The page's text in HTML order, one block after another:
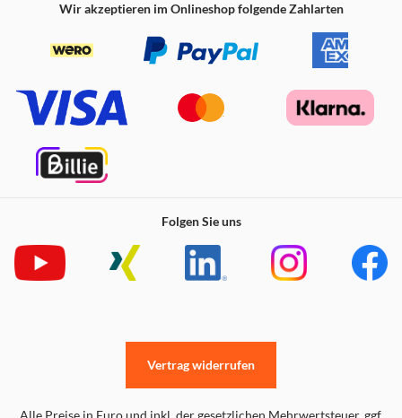
Netzwerkverbinden. Die Reinigungsbürste und
die Möglichkeit den Rasierer unterfließendem Wasser
Wir akzeptieren im Onlineshop folgende Zahlarten
Folgen Sie uns
Alle Preise in Euro und inkl. der gesetzlichen Mehrwertsteuer. ggf.
Vertrag widerrufen